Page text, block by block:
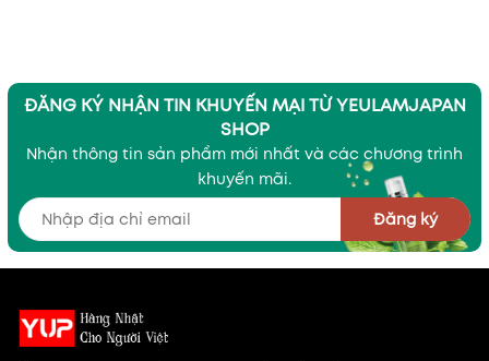
ĐĂNG KÝ NHẬN TIN KHUYẾN MẠI TỪ YEULAMJAPAN
SHOP
Nhận thông tin sản phẩm mới nhất và các chương trình
khuyến mãi.
Đăng ký